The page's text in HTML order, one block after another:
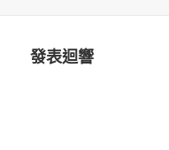
發表迴響